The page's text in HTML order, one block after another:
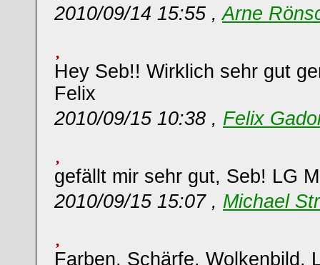
2010/09/14 15:55 ,Arne
Hey Seb!! Wirklich sehr gut
Felix
2010/09/15 10:38 , Felix
gefällt mir sehr gut, Seb! LG
2010/09/15 15:07 , Michael
Farben, Schärfe, Wolkenbild,